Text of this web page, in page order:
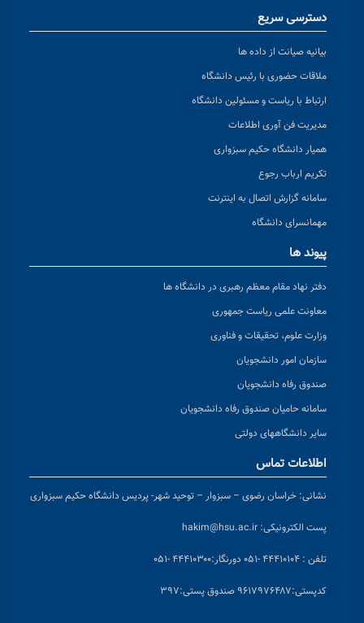
دسترسی سریع
بیانیه صیانت از داده ها
ملاقات حضوری با رئیس دانشگاه
ارتباط با ریاست و مسئولین دانشگاه
مدیریت فن آوری اطلاعات
همیار دانشگاه حکیم سبزواری
تکریم ارباب رجوع
سامانه گزارش اتصال به اینترنت
مهمانسرای دانشگاه
پیوند ها
دفتر نهاد مقام معظم رهبری در دانشگاه ها
معاونت علمی ریاست جمهوری
وزارت علوم، تحقیقات و فناوری
سازمان امور دانشجویان
صندوق رفاه دانشجویان
سامانه حامیان صندوق رفاه دانشجویان
سایر دانشگاههای دولتی
اطلاعات تماس
نشانی: خراسان رضوی – سبزوار – توحید شهر- پردیس دانشگاه حکیم سبزواری
پست الکترونیکی: hakim@hsu.ac.ir
تلفن : ۴۴۴۱۰۱۰۴ -۰۵۱ دورنگار:۴۴۴۱۰۳۰۰ -۰۵۱
کدپستی:۹۶۱۷۹۷۶۴۸۷ صندوق پستی:۳۹۷